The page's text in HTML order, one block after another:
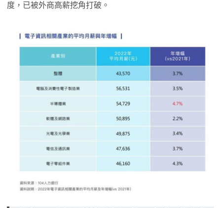
度，已被外商高薪挖角打破。